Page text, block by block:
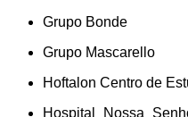
Grupo Bonde
Grupo Mascarello
Hoftalon Centro de
Hospital Nossa